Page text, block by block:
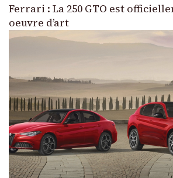
Ferrari : La 250 GTO est
oeuvre d’art